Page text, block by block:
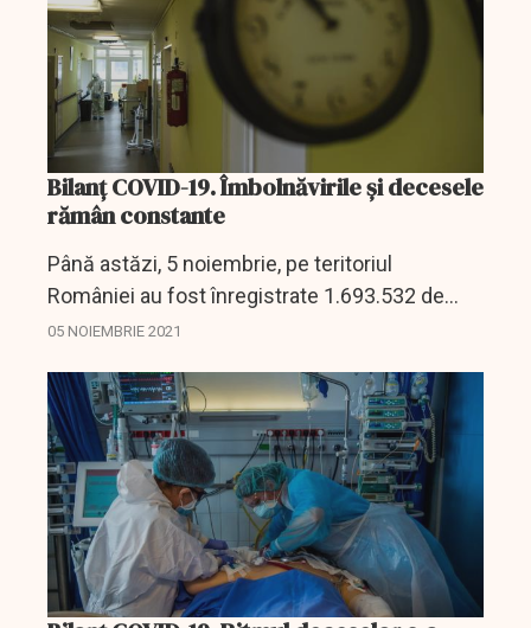
Bilanț COVID-19. Îmbolnăvirile și decesele
rămân constante
Până astăzi, 5 noiembrie, pe teritoriul
României au fost înregistrate 1.693.532 de
cazuri de infectare cu noul coronavirus
pacienți reinfectați,...
05 NOIEMBRIE 2021